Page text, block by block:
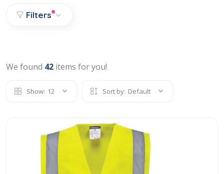
Filters
We found 42 items for you!
Show: 12 Sort by: Default